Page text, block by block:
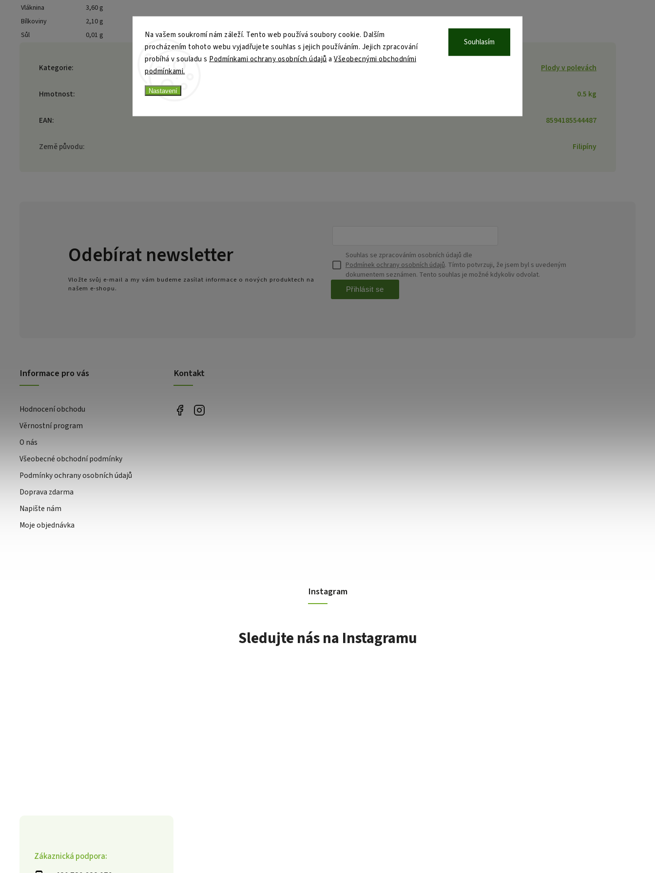
Na vašem soukromí nám záleží. Tento web používá soubory cookie. Dalším
procházením tohoto webu vyjadřujete souhlas s jejich používáním. Jejich zpracování
probíhá v souladu s Podmínkami ochrany osobních údajů a Všeobecnými obchodními
podmínkami.
Nastavení
Souhlasím
Vláknina
3,60 g
Bílkoviny
2,10 g
Sůl
0,01 g
Kategorie: Plody v polevách
Hmotnost: 0.5 kg
EAN: 8594185544487
Země původu: Filipíny
Zákaznická podpora:
Odebírat newsletter
Vložte svůj e-mail a my vám budeme zasílat informace o nových produktech na
našem e-shopu.
Souhlas se zpracováním osobních údajů dle
Podmínek ochrany osobních údajů. Tímto potvrzuji, že jsem byl s uvedeným
dokumentem seznámen. Tento souhlas je možné kdykoliv odvolat.
Přihlásit se
Informace pro vás
Hodnocení obchodu
Věrnostní program
O nás
Všeobecné obchodní podmínky
Podmínky ochrany osobních údajů
Doprava zdarma
Napište nám
Moje objednávka
Kontakt
Instagram
Sledujte nás na Instagramu